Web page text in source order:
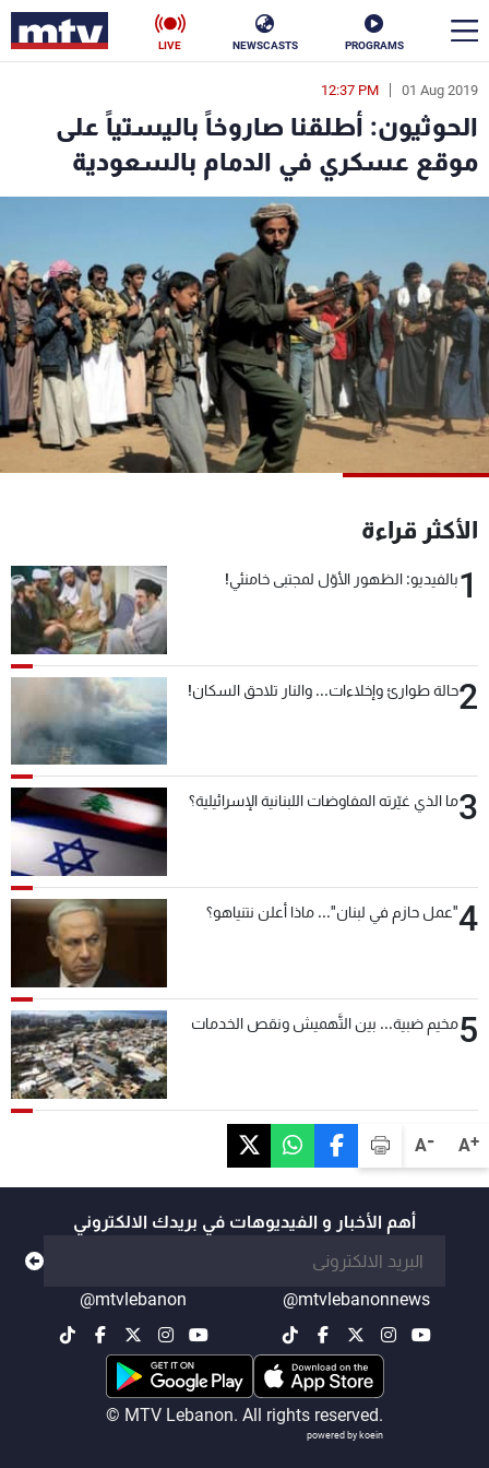
PROGRAMS
NEWSCASTS
LIVE
A+
A-
01 Aug 2019
12:37 PM
الحوثيون: أطلقنا صاروخاً باليستياً على
موقع عسكري في الدمام بالسعودية
الأكثر قراءة
1بالفيديو: الظهور الأوّل لمجتبى خامنئي!
2حالة طوارئ وإخلاءات... والنار تلاحق السكان!
3ما الذي غيّرته المفاوضات اللبنانية الإسرائيلية؟
4"عمل حازم في لبنان"... ماذا أعلن نتنياهو؟
5مخيم ضبية... بين التَّهميش ونقص الخدمات
أهم الأخبار و الفيديوهات في بريدك الالكتروني
@mtvlebanonnews
@mtvlebanon
© MTV Lebanon. All rights reserved.
powered by koein
en
الأخبار
سياسة ناس
فن
منوعات رياضة
كأس العالم
جدول البرامج
شاهد البرامج
الترددات
شروط الإسـتخدام
سياسة الخصوصية